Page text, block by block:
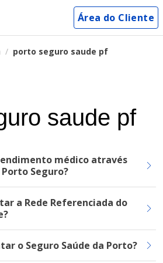
Área do Cliente
porto seguro saude pf
saude pf
médico através
Seguro?
a Rede Referenciada do
o Seguro Saúde da Porto?